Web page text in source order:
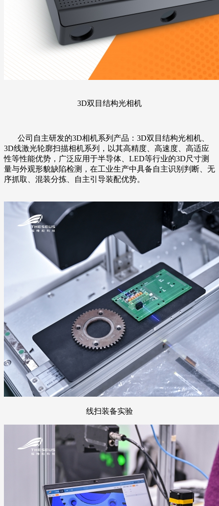
3D双目结构光相机
公司自主研发的3D相机系列产品：3D双目结构光相机、
3D线激光轮廓扫描相机系列，以其高精度、高速度、高适应
性等性能优势，广泛应用于半导体、LED等行业的3D尺寸测
量与外观形貌缺陷检测，在工业生产中具备自主识别判断、无
序抓取、混装分拣、自主引导装配优势。
线扫装备实验